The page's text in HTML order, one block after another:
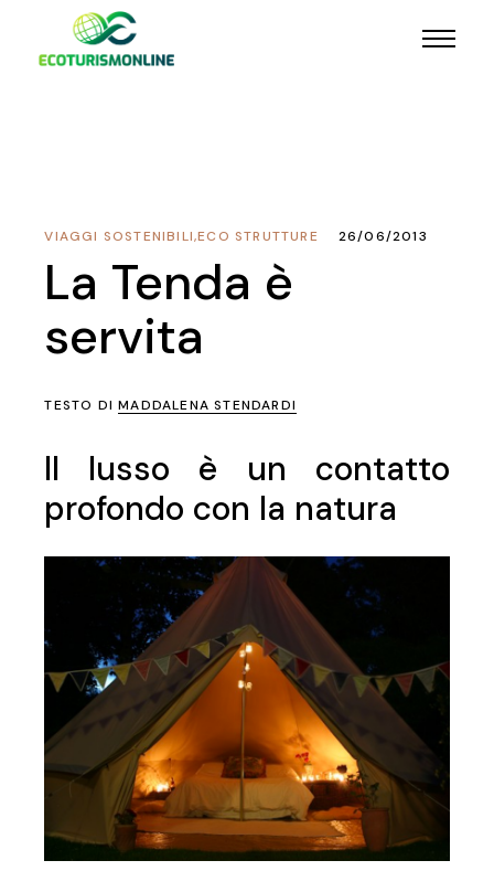
ECO STRUTTURE
,
VIAGGI SOSTENIBILI 26/06/2013
La Tenda è
servita
TESTO DIMADDALENA STENDARDI
Il lusso è un contatto
profondo con la natura